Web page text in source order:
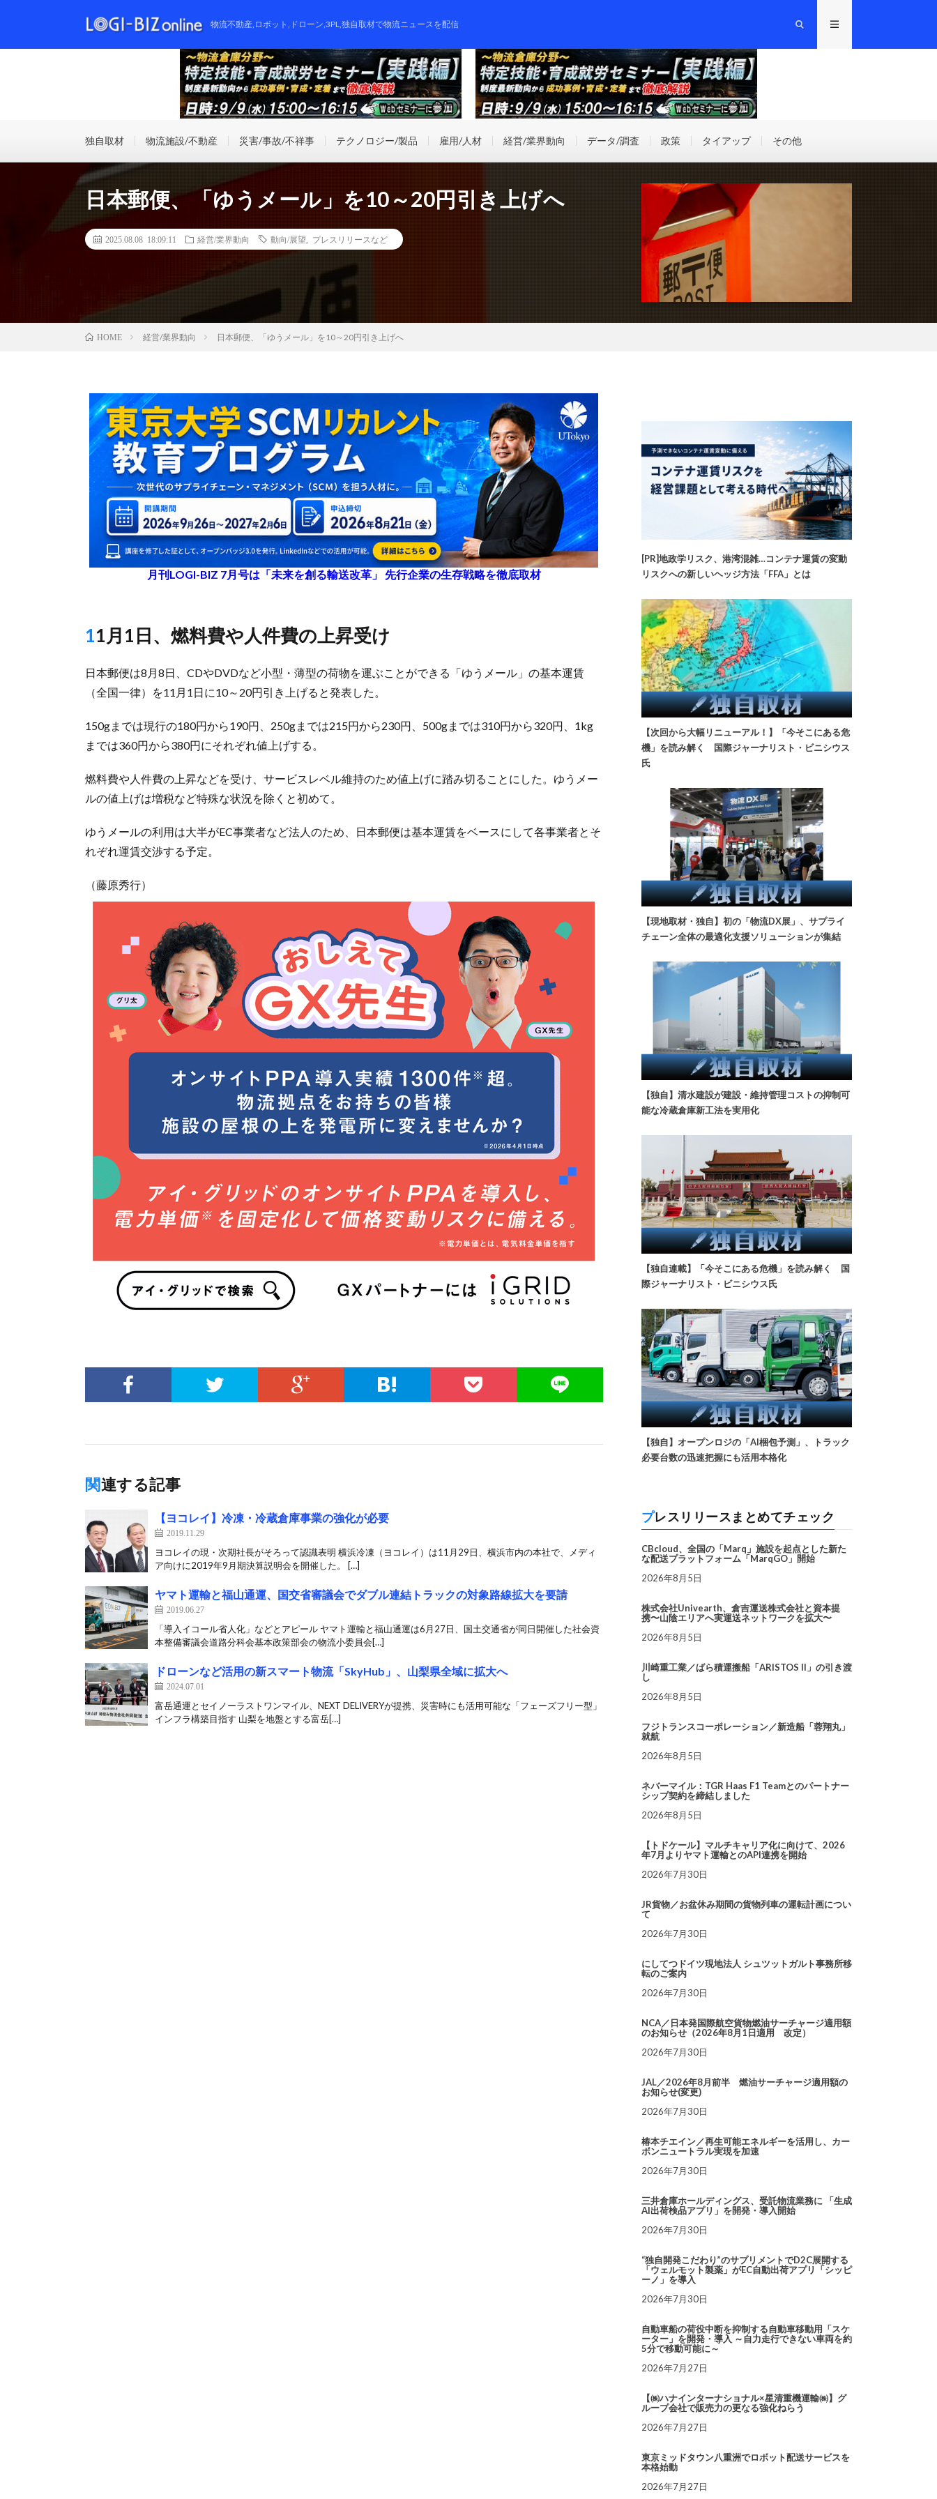
物流不動産,ロボット,ドローン,3PL,独自取材で物流ニュースを配信
独自取材 物流施設/不動産 災害/事故/不祥事 テクノロジー/製品 雇用/人材 経営/業界動向 データ/調査 政策 タイアップ その他
日本郵便、「ゆうメール」を10～20円引き上げへ
2025.08.08 18:09:11 経営/業界動向 動向/展望 プレスリリースなど
HOME 経営/業界動向 日本郵便、「ゆうメール」を10～20円引き上げへ
月刊LOGI-BIZ 7月号は「未来を創る輸送改革」 先行企業の生存戦略を徹底取材
11月1日、燃料費や人件費の上昇受け
日本郵便は8月8日、CDやDVDなど小型・薄型の荷物を運ぶことができる「ゆうメール」の基本運賃
（全国一律）を11月1日に10～20円引き上げると発表した。
150gまでは現行の180円から190円、250gまでは215円から230円、500gまでは310円から320円、1kg
までは360円から380円にそれぞれ値上げする。
燃料費や人件費の上昇などを受け、サービスレベル維持のため値上げに踏み切ることにした。ゆうメー
ルの値上げは増税など特殊な状況を除くと初めて。
ゆうメールの利用は大半がEC事業者など法人のため、日本郵便は基本運賃をベースにして各事業者とそ
れぞれ運賃交渉する予定。
（藤原秀行）
関連する記事
【ヨコレイ】冷凍・冷蔵倉庫事業の強化が必要
2019.11.29
ヨコレイの現・次期社長がそろって認識表明 横浜冷凍（ヨコレイ）は11月29日、横浜市内の本社で、メディ
ア向けに2019年9月期決算説明会を開催した。 […]
ヤマト運輸と福山通運、国交省審議会でダブル連結トラックの対象路線拡大を要請
2019.06.27
「導入イコール省人化」などとアピール ヤマト運輸と福山通運は6月27日、国土交通省が同日開催した社会資
本整備審議会道路分科会基本政策部会の物流小委員会[…]
ドローンなど活用の新スマート物流「SkyHub」、山梨県全域に拡大へ
2024.07.01
富岳通運とセイノーラストワンマイル、NEXT DELIVERYが提携、災害時にも活用可能な「フェーズフリー型」
インフラ構築目指す 山梨を地盤とする富岳[…]
[PR]地政学リスク、港湾混雑…コンテナ運賃の変動
リスクへの新しいヘッジ方法「FFA」とは
【次回から大幅リニューアル！】「今そこにある危
機」を読み解く 国際ジャーナリスト・ビニシウス
氏
【現地取材・独自】初の「物流DX展」、サプライ
チェーン全体の最適化支援ソリューションが集結
【独自】清水建設が建設・維持管理コストの抑制可
能な冷蔵倉庫新工法を実用化
【独自連載】「今そこにある危機」を読み解く 国
際ジャーナリスト・ビニシウス氏
【独自】オープンロジの「AI梱包予測」、トラック
必要台数の迅速把握にも活用本格化
プレスリリースまとめてチェック
CBcloud、全国の「Marq」施設を起点とした新た
な配送プラットフォーム「MarqGO」開始
2026年8月5日
株式会社Univearth、倉吉運送株式会社と資本提
携〜山陰エリアへ実運送ネットワークを拡大〜
2026年8月5日
川崎重工業／ばら積運搬船「ARISTOS II」の引き渡
し
2026年8月5日
フジトランスコーポレーション／新造船「蓉翔丸」
就航
2026年8月5日
ネバーマイル：TGR Haas F1 Teamとのパートナー
シップ契約を締結しました
2026年8月5日
【トドケール】マルチキャリア化に向けて、2026
年7月よりヤマト運輸とのAPI連携を開始
2026年7月30日
JR貨物／お盆休み期間の貨物列車の運転計画につい
て
2026年7月30日
にしてつドイツ現地法人 シュツットガルト事務所移
転のご案内
2026年7月30日
NCA／日本発国際航空貨物燃油サーチャージ適用額
のお知らせ（2026年8月1日適用 改定）
2026年7月30日
JAL／2026年8月前半 燃油サーチャージ適用額の
お知らせ(変更)
2026年7月30日
椿本チエイン／再生可能エネルギーを活用し、カー
ボンニュートラル実現を加速
2026年7月30日
三井倉庫ホールディングス、受託物流業務に 「生成
AI出荷検品アプリ」を開発・導入開始
2026年7月30日
“独自開発こだわり”のサプリメントでD2C展開する
「ウェルモット製薬」がEC自動出荷アプリ「シッピ
ーノ」を導入
2026年7月30日
自動車船の荷役中断を抑制する自動車移動用「スケ
ーター」を開発・導入 ～自力走行できない車両を約
5分で移動可能に～
2026年7月27日
【㈱ハナインターナショナル×星清重機運輸㈱】グ
ループ会社で販売力の更なる強化ねらう
2026年7月27日
東京ミッドタウン八重洲でロボット配送サービスを
本格始動
2026年7月27日